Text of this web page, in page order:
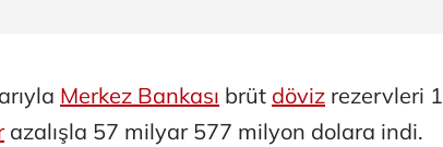
Merkez Bankası brüt döviz rezervleri 1
azalışla 57 milyar 577 milyon dolara indi.